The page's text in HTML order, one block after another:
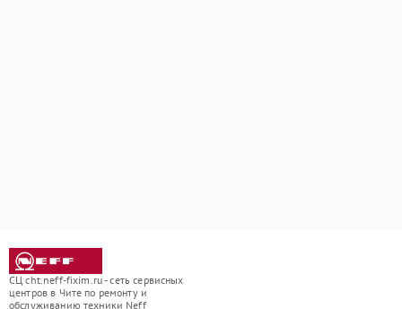
СЦ cht.neff-fixim.ru - сеть сервисных
центров в Чите по ремонту и
обслуживанию техники Neff